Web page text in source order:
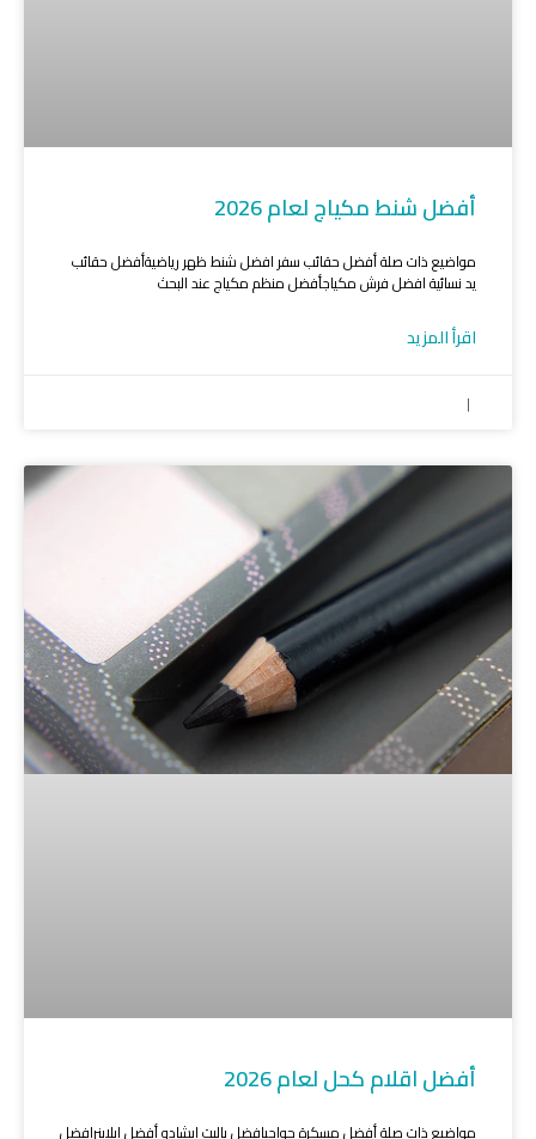
أفضل شنط مكياج لعام 2026
مواضيع ذات صلة أفضل حقائب سفر افضل شنط ظهر رياضيةأفضل حقائب
يد نسائية افضل فرش مكياجأفضل منظم مكياج عند البحث
اقرأ المزيد
أفضل اقلام كحل لعام 2026
مواضيع ذات صلة أفضل مسكرة حواجبافضل باليت ايشادو أفضل ايلاينرافضل